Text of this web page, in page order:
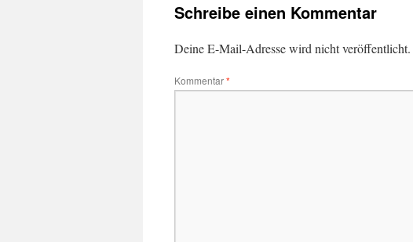
Schreibe einen Kommentar
Deine E-Mail-Adresse wird nicht veröffentlicht.
Kommentar*